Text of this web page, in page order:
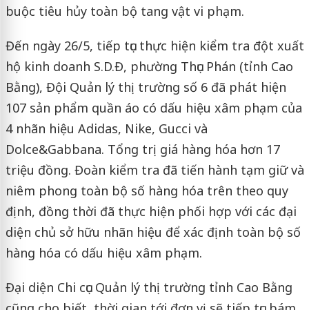
buộc tiêu hủy toàn bộ tang vật vi phạm.
Đến ngày 26/5, tiếp tục thực hiện kiểm tra đột xuất
hộ kinh doanh S.D.Đ, phường Thục Phán (tỉnh Cao
Bằng), Đội Quản lý thị trường số 6 đã phát hiện
107 sản phẩm quần áo có dấu hiệu xâm phạm của
4 nhãn hiệu Adidas, Nike, Gucci và
Dolce&Gabbana. Tổng trị giá hàng hóa hơn 17
triệu đồng. Đoàn kiểm tra đã tiến hành tạm giữ và
niêm phong toàn bộ số hàng hóa trên theo quy
định, đồng thời đã thực hiện phối hợp với các đại
diện chủ sở hữu nhãn hiệu để xác định toàn bộ số
hàng hóa có dấu hiệu xâm phạm.
Đại diện Chi cục Quản lý thị trường tỉnh Cao Bằng